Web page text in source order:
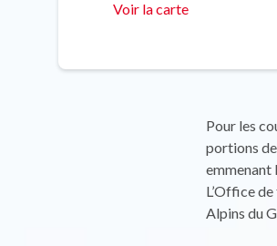
Voir la carte
Pour les
portions
emmenant
L’Office
Alpins du